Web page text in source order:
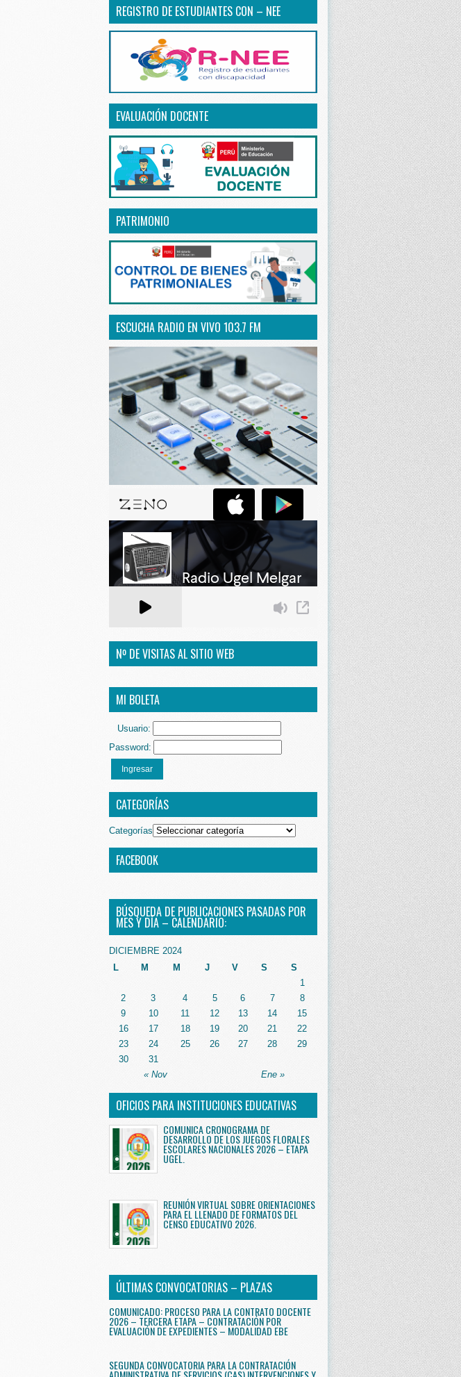
REGISTRO DE ESTUDIANTES CON – NEE
EVALUACIÓN DOCENTE
PATRIMONIO
ESCUCHA RADIO EN VIVO 103.7 FM
Nº DE VISITAS AL SITIO WEB
MI BOLETA
Usuario:
Password:
Ingresar
CATEGORÍAS
Categorías
FACEBOOK
BÚSQUEDA DE PUBLICACIONES PASADAS POR
MES Y DÍA – CALENDARIO:
DICIEMBRE 2024
L
M M J V S S
« Nov Ene »
1
2
3 4 5 6 7
8
9
10 11 12 13 14
15
16
17 18 19 20 21
22
23
24 25 26 27 28
29
30
31
OFICIOS PARA INSTITUCIONES EDUCATIVAS
COMUNICA CRONOGRAMA DE
DESARROLLO DE LOS JUEGOS FLORALES
ESCOLARES NACIONALES 2026 – ETAPA
UGEL.
REUNIÓN VIRTUAL SOBRE ORIENTACIONES
PARA EL LLENADO DE FORMATOS DEL
CENSO EDUCATIVO 2026.
ÚLTIMAS CONVOCATORIAS – PLAZAS
COMUNICADO: PROCESO PARA LA CONTRATO DOCENTE
2026 – TERCERA ETAPA – CONTRATACIÓN POR
EVALUACIÓN DE EXPEDIENTES – MODALIDAD EBE
SEGUNDA CONVOCATORIA PARA LA CONTRATACIÓN